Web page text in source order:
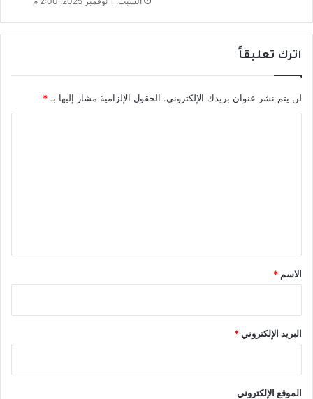
اترك تعليقاً
لن يتم نشر عنوان بريدك الإلكتروني. الحقول الإلزامية مشار إليها بـ *
*
الاسم *
البريد الإلكتروني*
الموقع الإلكتروني